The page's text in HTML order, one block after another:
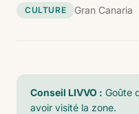
CULTURE Gran Canaria
Conseil LIVVO : Goûte
avoir visité la zone.